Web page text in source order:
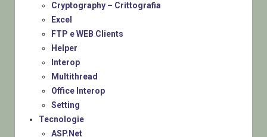
Cryptography – Crittografia
Excel
FTP e WEB Clients
Helper
Interop
Multithread
Office Interop
Setting
Tecnologie
ASP.Net